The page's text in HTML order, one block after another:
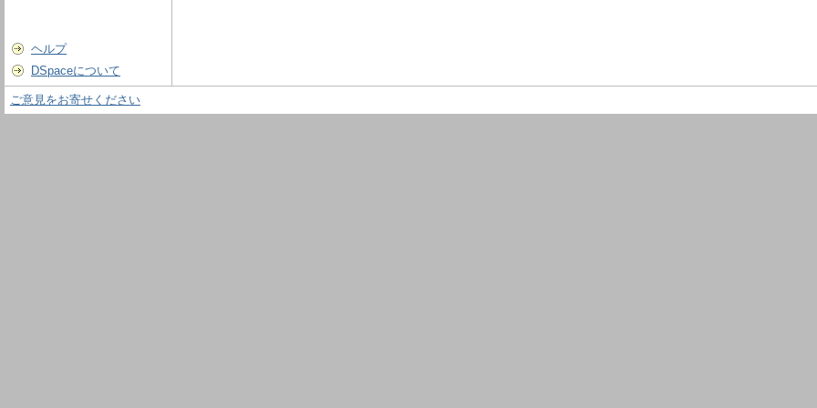
ヘルプ
DSpaceについて
ご意見をお寄せください